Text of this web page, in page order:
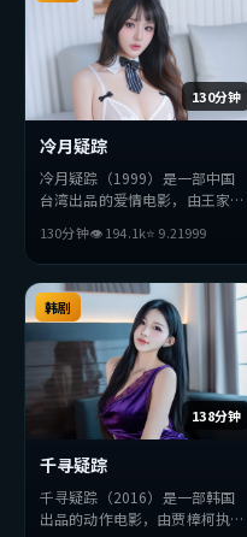
130分钟
冷月疑踪
冷月疑踪（1999）是一部中国
台湾出品的爱情电影，由王家卫
等主演。影片在叙事与视听上力
求突破，探讨人性与抉择，节奏
张弛有度，适合喜欢该类型的观
众完整观看。
130分钟👁194.1k⭐ 9.21999
138分钟
韩剧
千寻疑踪
千寻疑踪（2016）是一部韩国
出品的动作电影，由贾樟柯执